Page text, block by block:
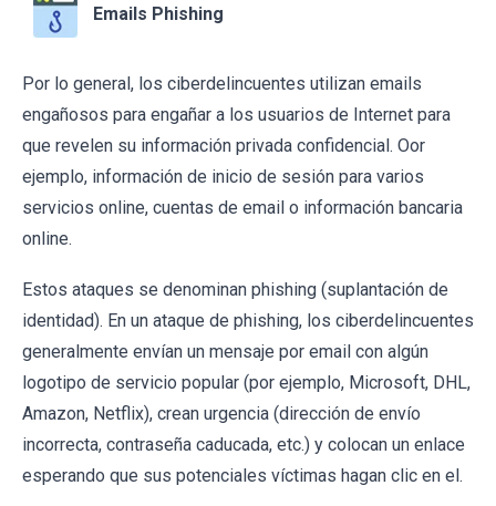
Emails Phishing
Por lo general, los ciberdelincuentes utilizan emails
engañosos para engañar a los usuarios de Internet para
que revelen su información privada confidencial. Oor
ejemplo, información de inicio de sesión para varios
servicios online, cuentas de email o información bancaria
online.
Estos ataques se denominan phishing (suplantación de
identidad). En un ataque de phishing, los ciberdelincuentes
generalmente envían un mensaje por email con algún
logotipo de servicio popular (por ejemplo, Microsoft, DHL,
Amazon, Netflix), crean urgencia (dirección de envío
incorrecta, contraseña caducada, etc.) y colocan un enlace
esperando que sus potenciales víctimas hagan clic en el.